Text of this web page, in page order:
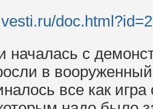
началась с
в
все как